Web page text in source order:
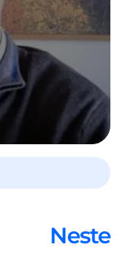
Neste